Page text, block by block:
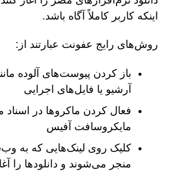
اینکه کاربر کاملاً آگاه باشد.
روش‌های رایج عفونت عبارتند از:
آرشیو یا فایل‌های اجرایی
فعال کردن ماکروها در
مایکروسافت آفیس
کلیک روی لینک‌هایی که به
منجر می‌شوند و دانلودها را